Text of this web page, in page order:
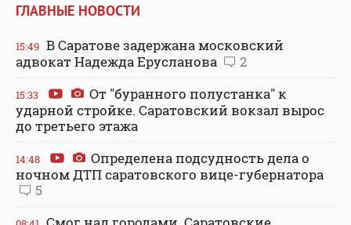
ГЛАВНЫЕ НОВОСТИ
15:49 В Саратове задержана московский
адвокат Надежда Ерусланова
2
15:33
От "буранного полустанка" к
ударной стройке. Саратовский вокзал вырос
до третьего этажа
14:48
Определена подсудность дела о
ночном ДТП саратовского вице-губернатора
5